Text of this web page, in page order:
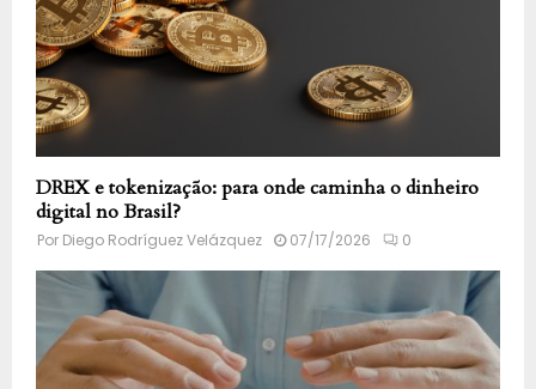
DREX e tokenização: para onde caminha o dinheiro
digital no Brasil?
Por Diego Rodríguez Velázquez 07/17/2026 0